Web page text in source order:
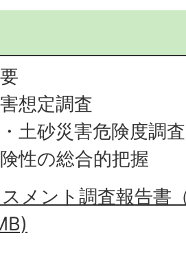
想定調査
土砂災害危険度調査
性の総合的把握
メント調査報告書